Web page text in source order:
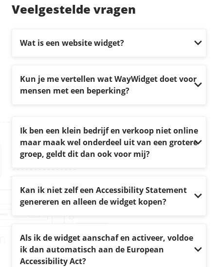
Veelgestelde vragen
Wat is een website widget?
Kun je me vertellen wat WayWidget doet voor
mensen met een beperking?
Ik ben een klein bedrijf en verkoop niet online
maar maak wel onderdeel uit van een grotere
groep, geldt dit dan ook voor mij?
Kan ik niet zelf een Accessibility Statement
genereren en alleen de widget kopen?
Als ik de widget aanschaf en activeer, voldoe
ik dan automatisch aan de European
Accessibility Act?